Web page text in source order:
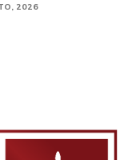
2026